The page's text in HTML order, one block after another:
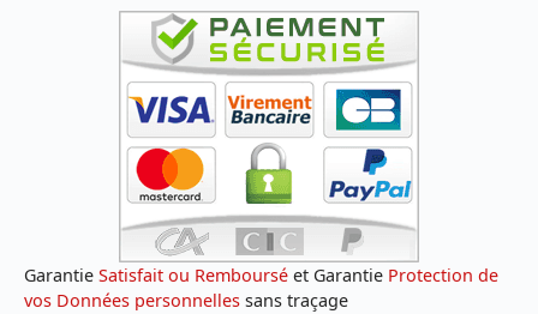
Garantie Satisfait ou Remboursé et Garantie Protection de
vos Données personnelles sans traçage